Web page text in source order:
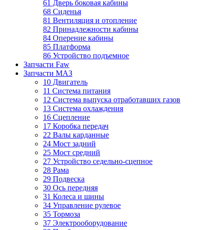
61 Дверь боковая кабины
68 Сиденья
81 Вентиляция и отопление
82 Принадлежности кабины
84 Оперение кабины
85 Платформа
86 Устройство подъемное
Запчасти Faw
Запчасти МАЗ
10 Двигатель
11 Система питания
12 Система выпуска отработавших газов
13 Система охлаждения
16 Сцепление
17 Коробка передач
22 Валы карданные
24 Мост задний
25 Мост средний
27 Устройство седельно-сцепное
28 Рама
29 Подвеска
30 Ось передняя
31 Колеса и шины
34 Управление рулевое
35 Тормоза
37 Электрооборудование